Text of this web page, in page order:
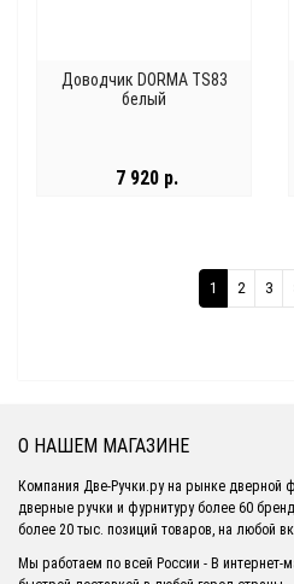
Доводчик DORMA TS83
белый
7 920 р.
1 2 3
О НАШЕМ МАГАЗИНЕ
Компания Две-Ручки.ру на рынке дверной
дверные ручки и фурнитуру более 60
более 20 тыс. позиций товаров, на любой
Мы работаем по всей России - В интернет-